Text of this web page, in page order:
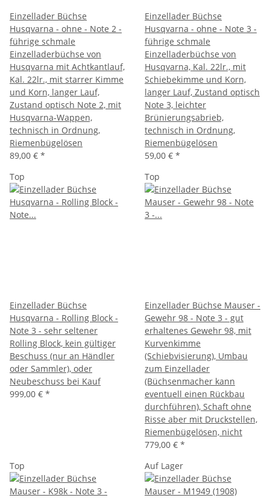
Einzellader Büchse
Husqvarna - ohne - Note 2 -
führige schmale
Einzelladerbüchse von
Husqvarna mit Achtkantlauf,
Kal. 22lr., mit starrer Kimme
und Korn, langer Lauf,
Zustand optisch Note 2, mit
Husqvarna-Wappen,
technisch in Ordnung,
Riemenbügelösen
89,00 € *
Einzellader Büchse
Husqvarna - ohne - Note 3 -
führige schmale
Einzelladerbüchse von
Husqvarna, Kal. 22lr., mit
Schiebekimme und Korn,
langer Lauf, Zustand optisch
Note 3, leichter
Brünierungsabrieb,
technisch in Ordnung,
Riemenbügelösen
59,00 € *
Top
Einzellader Büchse
Husqvarna - Rolling Block -
Note 3 - sehr seltener
Rolling Block, kein gültiger
Beschuss (nur an Händler
oder Sammler), oder
Neubeschuss bei Kauf
999,00 € *
Top
Einzellader Büchse Mauser -
Gewehr 98 - Note 3 - gut
erhaltenes Gewehr 98, mit
Kurvenkimme
(Schiebvisierung), Umbau
zum Einzellader
(Büchsenmacher kann
eventuell einen Rückbau
durchführen), Schaft ohne
Risse aber mit Druckstellen,
Riemenbügelösen, nicht
779,00 € *
Top
Auf Lager